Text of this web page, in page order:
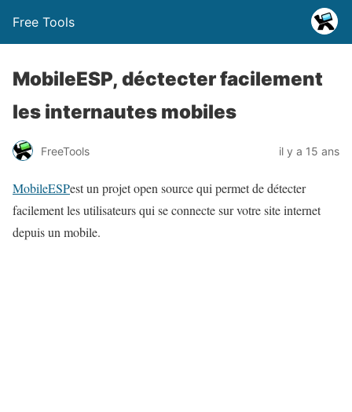
Free Tools
MobileESP, déctecter facilement
les internautes mobiles
FreeTools il y a 15 ans
MobileESPest un projet open source qui permet de détecter
facilement les utilisateurs qui se connecte sur votre site internet
depuis un mobile.